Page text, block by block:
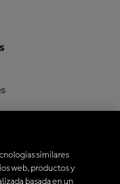
similares
web, productos y
basada en un